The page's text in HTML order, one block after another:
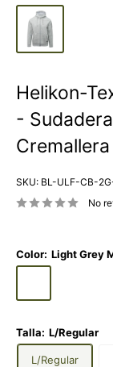
Helikon-
-
SKU: BL-ULF-CB-
No
Color: Light Grey
Grey
Talla: L/Regular
L/Regular